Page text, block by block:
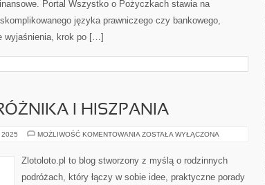
Portal Wszystko o Pożyczkach stawia na
języka prawniczego czy bankowego,
wyjaśnienia, krok po […]
I HISZPANIA
2025 MOŻLIWOŚĆ KOMENTOWANIA PORADNIK
HISZPANIA
ZOSTAŁA WYŁĄCZONA
Zlotoloto.pl to blog stworzony z myślą o rodzinnych
podróżach, który łączy w sobie idee, praktyczne porady